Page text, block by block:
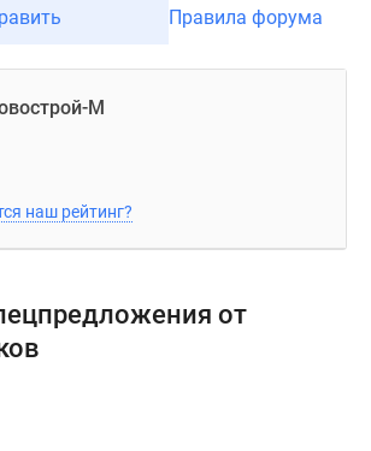
Правила форума
М
наш рейтинг?
от